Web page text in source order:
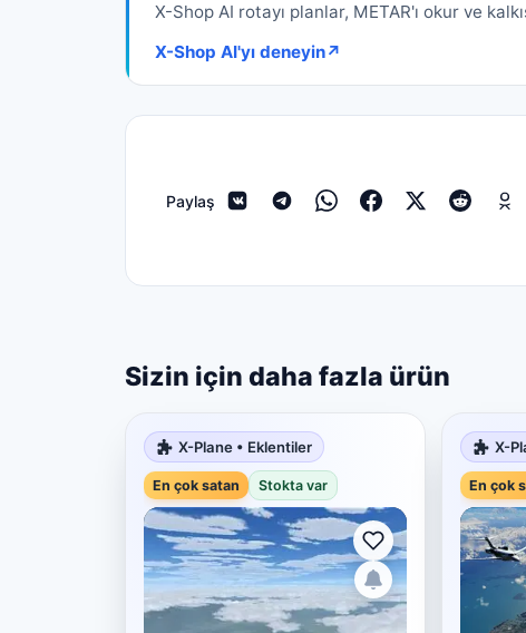
X-Shop AI rotayı planlar, METAR'ı okur ve
X-Shop AI'yı deneyin↗
Paylaş
Sizin için daha fazla ürün
X-Plane • Eklentiler
En çok satan Stokta var
X-
En çok